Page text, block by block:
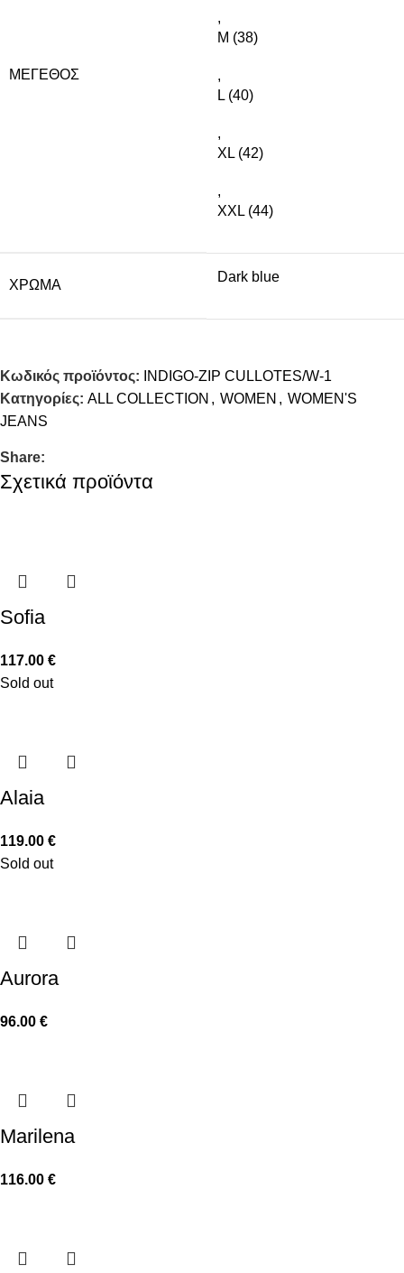
ΜΈΓΕΘΟΣ
,
M (38)
,
L (40)
,
XL (42)
,
XXL (44)
ΧΡΏΜΑ
Dark blue
Κωδικός προϊόντος:
INDIGO-ZIP CULLOTES/W-1
Κατηγορίες: ALL COLLECTION , WOMEN , WOMEN'S
JEANS
Share:
Σχετικά προϊόντα
Sofia
117.00 €
Sold out
Alaia
119.00 €
Sold out
Aurora
96.00 €
Marilena
116.00 €